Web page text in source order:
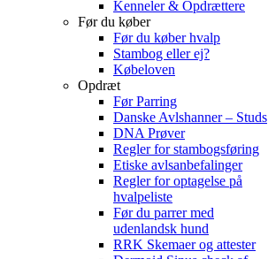
Kenneler & Opdrættere
Før du køber
Før du køber hvalp
Stambog eller ej?
Købeloven
Opdræt
Før Parring
Danske Avlshanner – Studs
DNA Prøver
Regler for stambogsføring
Etiske avlsanbefalinger
Regler for optagelse på
hvalpeliste
Før du parrer med
udenlandsk hund
RRK Skemaer og attester